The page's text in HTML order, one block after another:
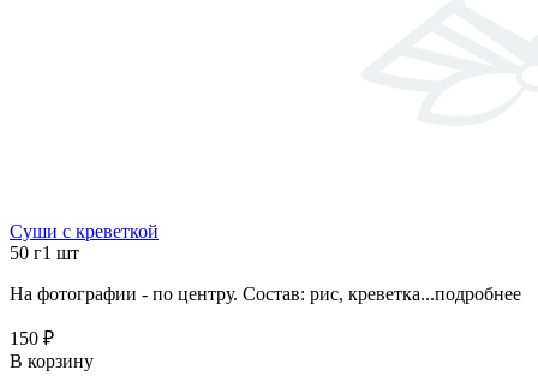
Суши с креветкой
50 г1 шт
На фотографии - по центру. Состав: рис, креветка...подробнее
150 ₽
В корзину